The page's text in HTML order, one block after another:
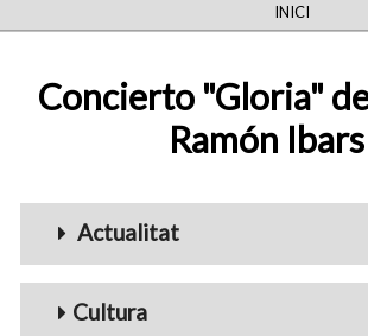
FIL
INICI
Concierto "Gloria"
Ramón Ibars
Menu_Videos
Actualitat
Cultura